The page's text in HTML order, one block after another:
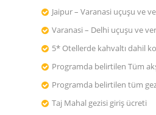
Jaipur – Varanasi uçuşu ve
Varanasi – Delhi uçuşu ve
5* Otellerde kahvaltı dahil
Programda belirtilen Tüm
Programda belirtilen tüm
Taj Mahal gezisi giriş ücreti